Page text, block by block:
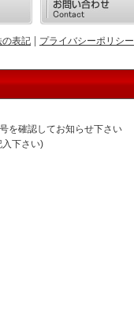
の表記 プライバシーポリシー
を確認してお知らせ下さい
下さい)